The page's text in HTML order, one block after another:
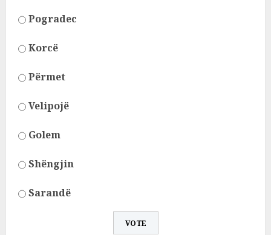
Pogradec
Korcë
Përmet
Velipojë
Golem
Shëngjin
Sarandë